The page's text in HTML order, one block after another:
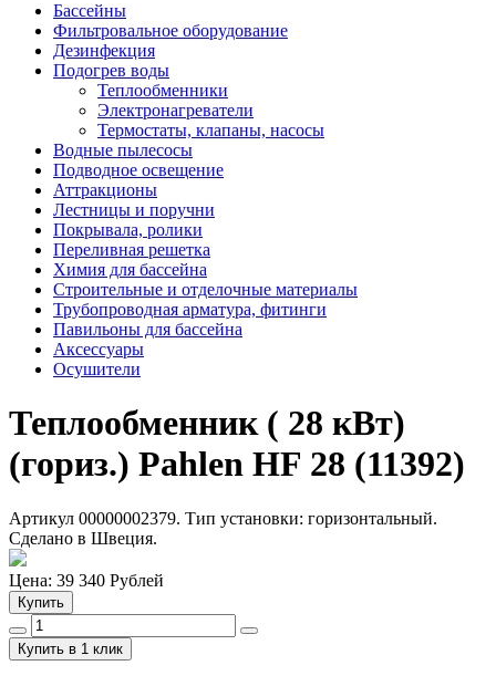
Бассейны
Фильтровальное оборудование
Дезинфекция
Подогрев воды
Теплообменники
Электронагреватели
Термостаты, клапаны, насосы
Водные пылесосы
Подводное освещение
Аттракционы
Лестницы и поручни
Покрывала, ролики
Переливная решетка
Химия для бассейна
Строительные и отделочные материалы
Трубопроводная арматура, фитинги
Павильоны для бассейна
Аксессуары
Осушители
Теплообменник ( 28 кВт)
(гориз.) Pahlen HF 28 (11392)
Артикул 00000002379. Тип установки: горизонтальный.
Сделано в Швеция.
Цена: 39 340 Рублей
Купить
Купить в 1 клик